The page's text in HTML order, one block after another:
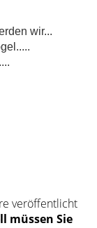
wir...
veröffentlicht
müssen Sie